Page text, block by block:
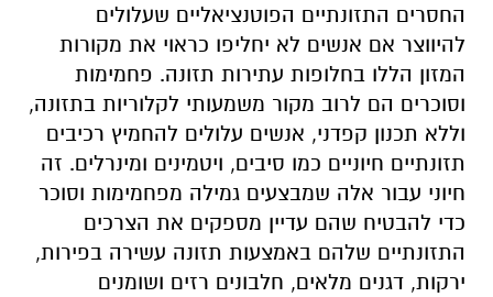
החסרים התזונתיים הפוטנציאליים שעלולים
להיווצר אם אנשים לא יחליפו כראוי את מקורות
המזון הללו בחלופות עתירות תזונה. פחמימות
וסוכרים הם לרוב מקור משמעותי לקלוריות בתזונה,
וללא תכנון קפדני, אנשים עלולים להחמיץ רכיבים
תזונתיים חיוניים כמו סיבים, ויטמינים ומינרלים. זה
חיוני עבור אלה שמבצעים גמילה מפחמימות וסוכר
כדי להבטיח שהם עדיין מספקים את הצרכים
התזונתיים שלהם באמצעות תזונה עשירה בפירות,
ירקות, דגנים מלאים, חלבונים רזים ושומנים